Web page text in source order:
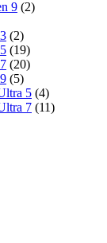
9 (2)
(2)
(19)
(20)
(5)
5 (4)
7 (11)